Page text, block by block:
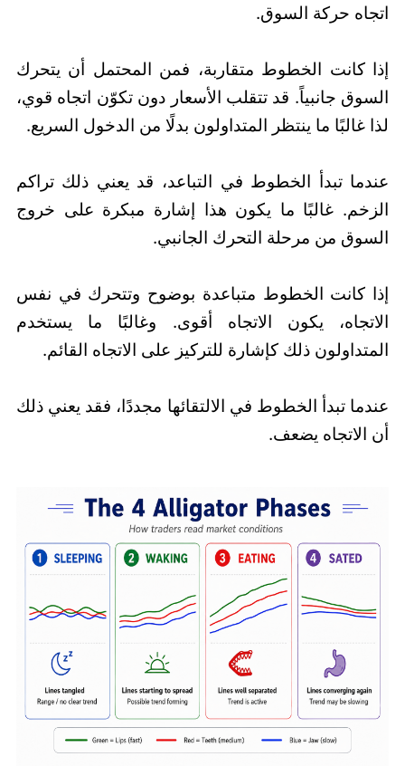
اتجاه حركة السوق.
إذا كانت الخطوط متقاربة، فمن المحتمل أن يتحرك
السوق جانبياً. قد تتقلب الأسعار دون تكوّن اتجاه قوي،
لذا غالبًا ما ينتظر المتداولون بدلًا من الدخول السريع.
عندما تبدأ الخطوط في التباعد، قد يعني ذلك تراكم
الزخم. غالبًا ما يكون هذا إشارة مبكرة على خروج
السوق من مرحلة التحرك الجانبي.
إذا كانت الخطوط متباعدة بوضوح وتتحرك في نفس
الاتجاه، يكون الاتجاه أقوى. وغالبًا ما يستخدم
المتداولون ذلك كإشارة للتركيز على الاتجاه القائم.
عندما تبدأ الخطوط في الالتقائها مجددًا، فقد يعني ذلك
أن الاتجاه يضعف.